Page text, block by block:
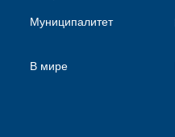
Муниципалитет
В мире